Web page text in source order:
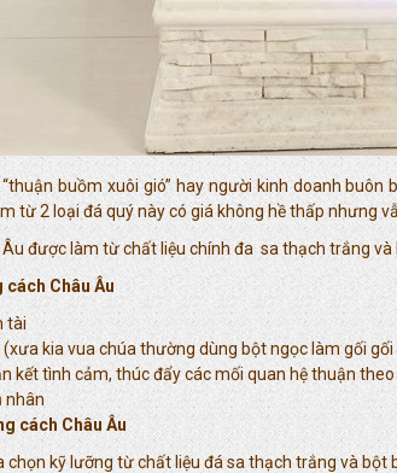
buồm xuôi gió” hay người kinh doanh
từ 2 loại đá quý này có giá không hề thấp nhưng
được làm từ chất liệu chính đa sa thạch trắng và
Châu Âu
tài
kia vua chúa thường dùng bột ngọc làm gối
kết tình cảm, thúc đẩy các mối quan hệ thuận
nhân
cách Châu Âu
kỹ lưỡng từ chất liệu đá sa thạch trắng và